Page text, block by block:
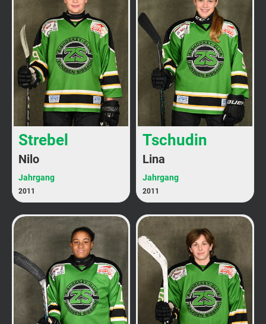
Strebel
Nilo
Jahrgang
2011
Tschudin
Lina
Jahrgang
2011